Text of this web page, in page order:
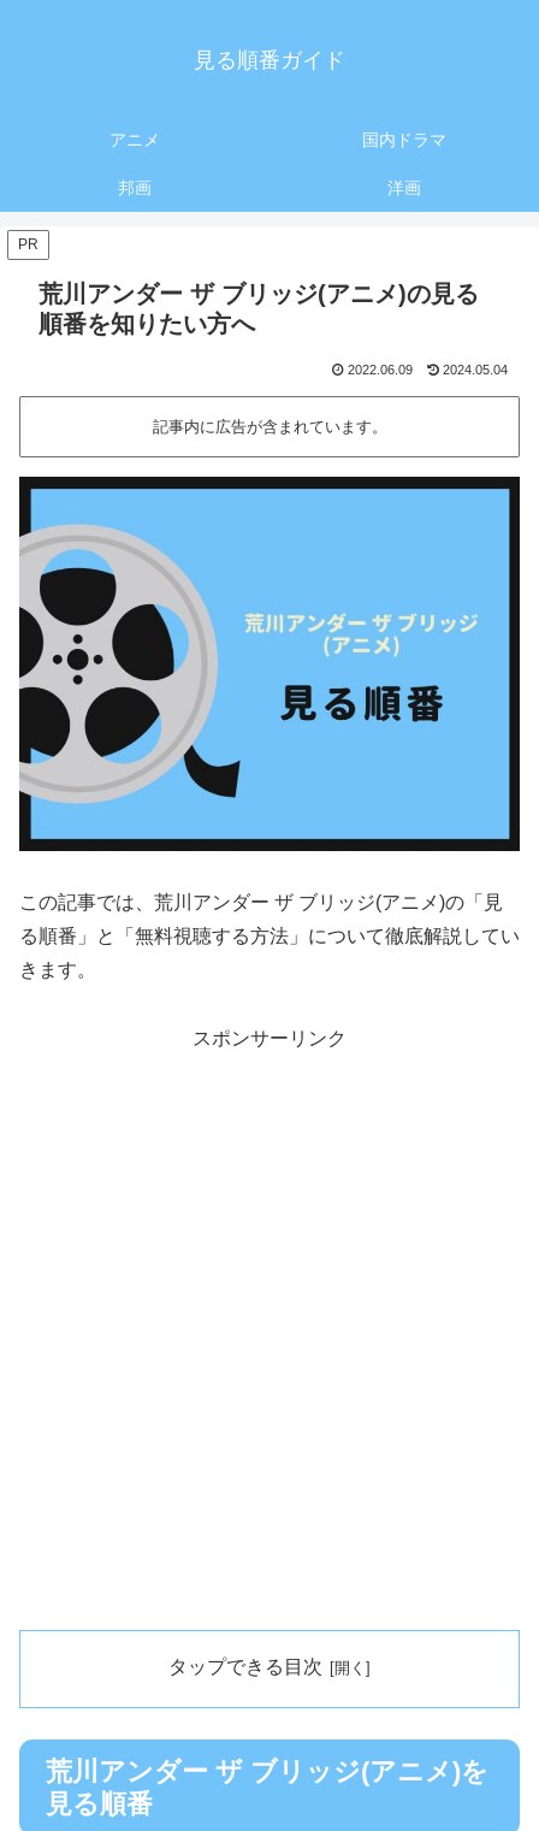
見る順番ガイド
アニメ 国内ドラマ
邦画 洋画
PR
荒川アンダー ザ ブリッジ(アニメ)の見る
順番を知りたい方へ
2022.06.09 2024.05.04
記事内に広告が含まれています。
この記事では、荒川アンダー ザ ブリッジ(アニメ)の「見
る順番」と「無料視聴する方法」について徹底解説してい
きます。
スポンサーリンク
タップできる目次
荒川アンダー ザ ブリッジ(アニメ)を
見る順番